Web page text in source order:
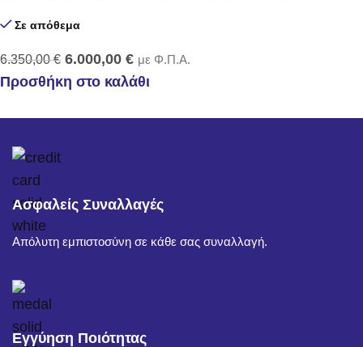
Σε απόθεμα
6.350,00€ 6.000,00 € με Φ.Π.Α.
Προσθήκη στο καλάθι
Ασφαλείς Συναλλαγές
Απόλυτη εμπιστοσύνη σε κάθε σας συναλλαγή.
Εγγύηση Ποιότητας